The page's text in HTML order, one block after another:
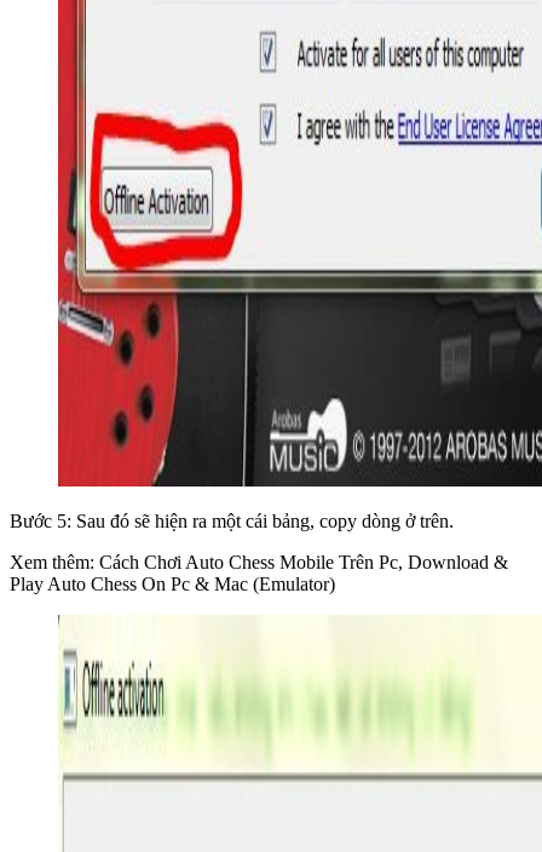
Bước 5: Sau đó sẽ hiện ra một cái bảng, copy dòng ở trên.
Xem thêm: Cách Chơi Auto Chess Mobile Trên Pc, Download &
Play Auto Chess On Pc & Mac (Emulator)